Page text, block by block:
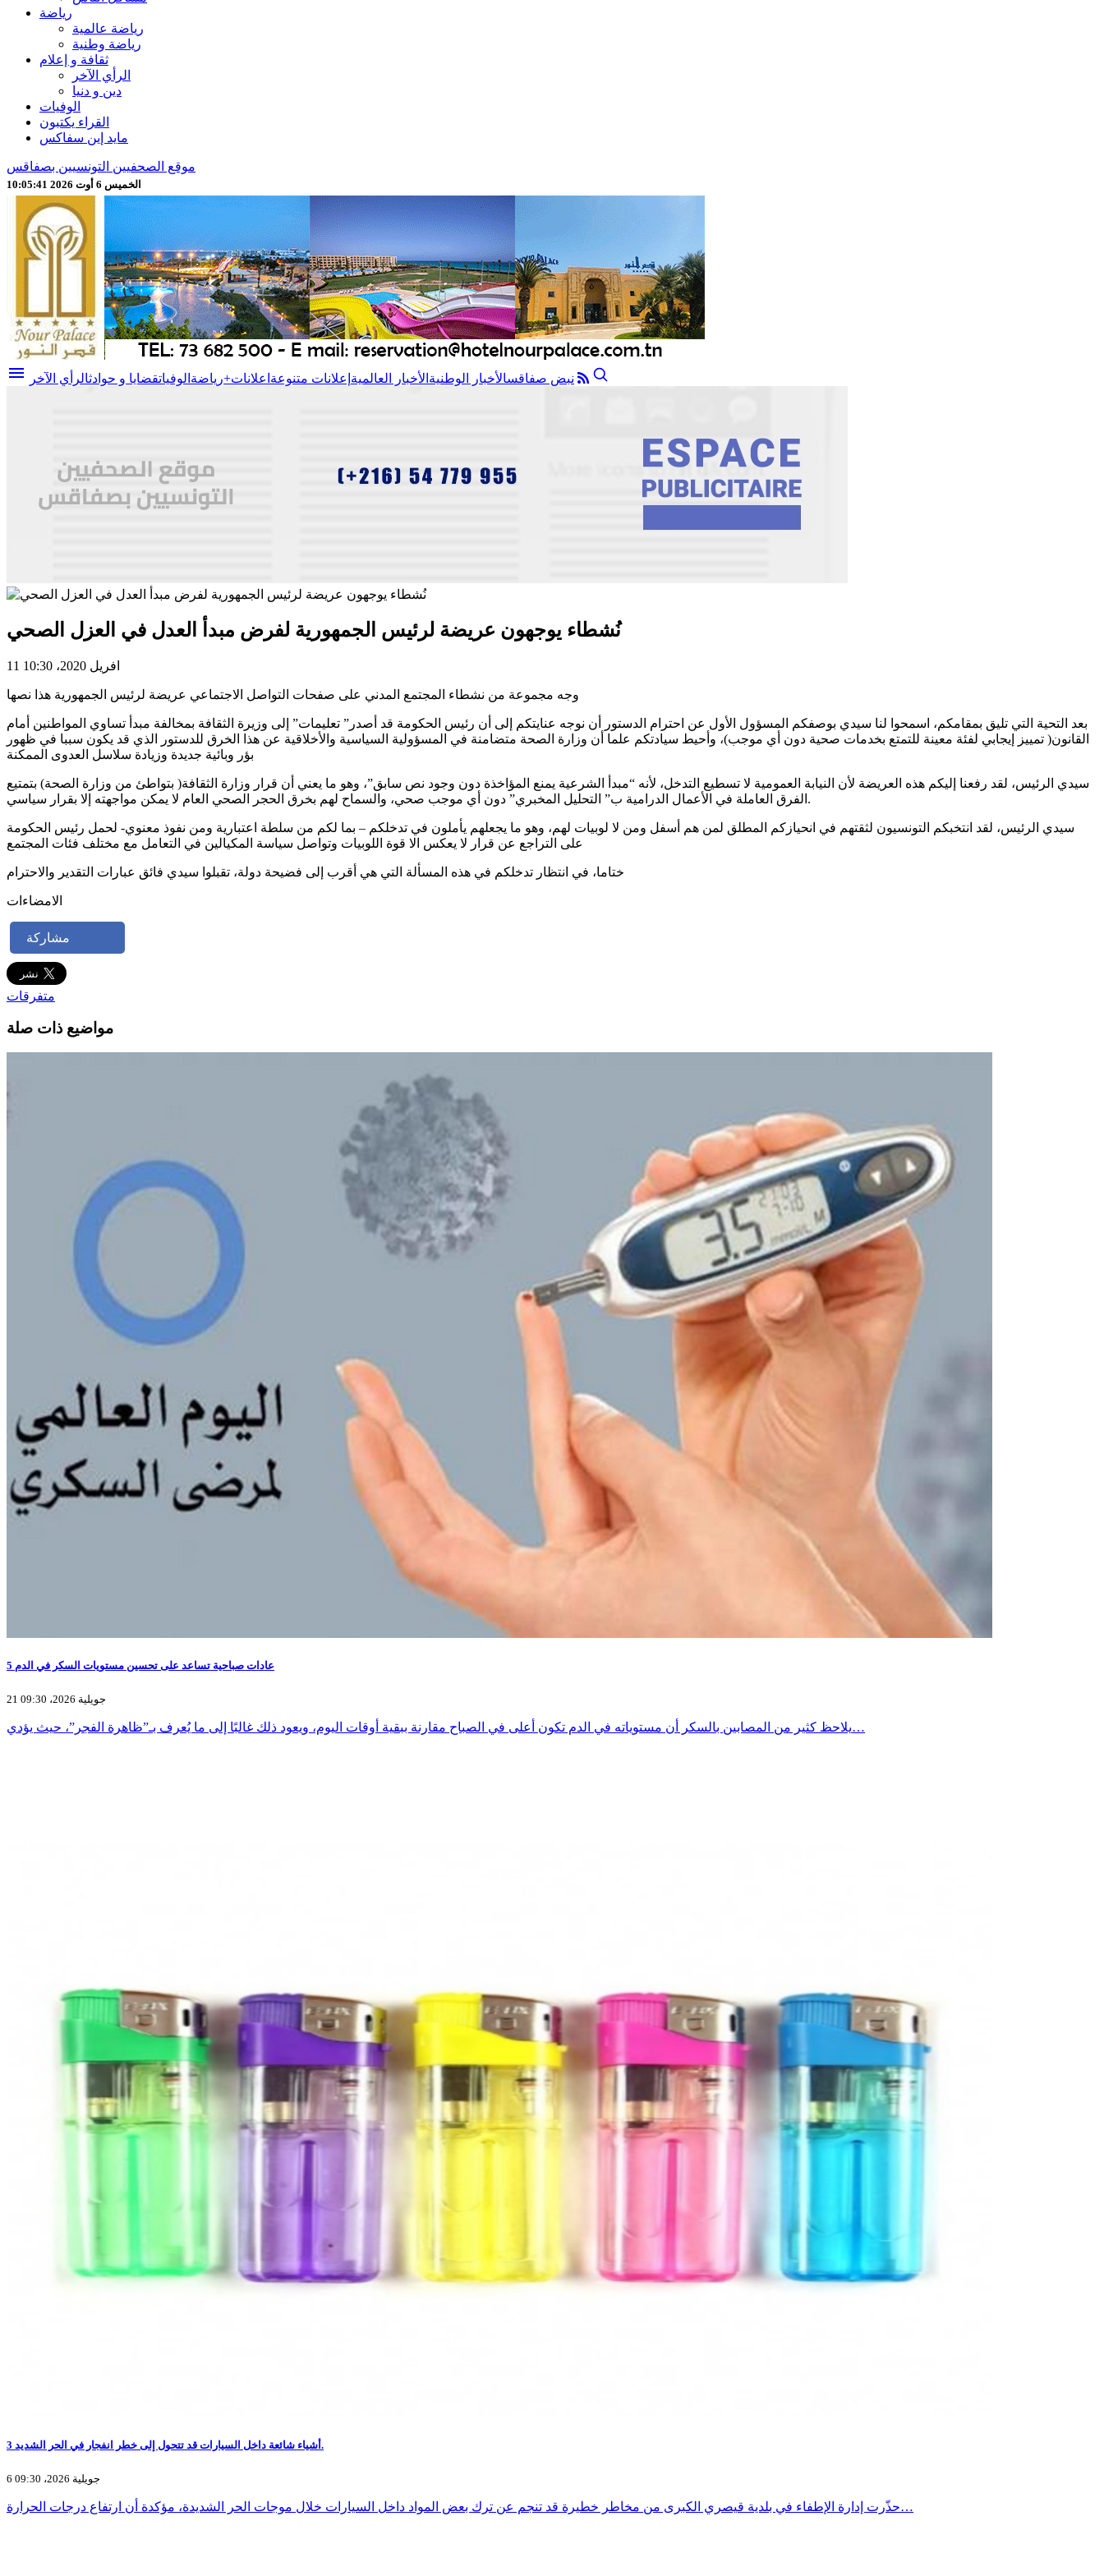
رياضة
رياضة عالمية
رياضة وطنية
ثقافة و إعلام
الرأي الآخر
دين و دنيا
الوفيات
القراء يكتبون
مايد إين سفاكس
موقع الصحفيين التونسيين بصفاقس
الخميس 6 أوت 2026 10:05:43
menu نبض صفاقسالأخبار الوطنية الأخبار العالمية إعلانات متنوعة اعلانات+رياضة الوفياتقضايا و حوادثالرأي الآخر
نُشطاء يوجهون عريضة لرئيس الجمهورية لفرض مبدأ العدل في العزل الصحي
11 افريل 2020، 10:30
وجه مجموعة من نشطاء المجتمع المدني على صفحات التواصل الاجتماعي عريضة لرئيس الجمهورية هذا نصها
بعد التحية التي تليق بمقامكم، اسمحوا لنا سيدي بوصفكم المسؤول الأول عن احترام الدستور أن نوجه عنايتكم إلى أن رئيس الحكومة قد أصدر” تعليمات” إلى وزيرة الثقافة بمخالفة مبدأ تساوي المواطنين أمام
القانون( تمييز إيجابي لفئة معينة للتمتع بخدمات صحية دون أي موجب)، وأحيط سيادتكم علما أن وزارة الصحة متضامنة في المسؤولية السياسية والأخلاقية عن هذا الخرق للدستور الذي قد يكون سببا في ظهور
بؤر وبائية جديدة وزيادة سلاسل العدوى الممكنة
سيدي الرئيس، لقد رفعنا إليكم هذه العريضة لأن النيابة العمومية لا تسطيع التدخل، لأنه “مبدأ الشرعية يمنع المؤاخذة دون وجود نص سابق”، وهو ما يعني أن قرار وزارة الثقافة( بتواطئ من وزارة الصحة) بتمتيع
الفرق العاملة في الأعمال الدرامية ب” التحليل المخبري” دون أي موجب صحي، والسماح لهم بخرق الحجر الصحي العام لا يمكن مواجهته إلا بقرار سياسي.
سيدي الرئيس، لقد انتخبكم التونسيون لثقتهم في انحيازكم المطلق لمن هم أسفل ومن لا لوبيات لهم، وهو ما يجعلهم يأملون في تدخلكم – بما لكم من سلطة اعتبارية ومن نفوذ معنوي- لحمل رئيس الحكومة
على التراجع عن قرار لا يعكس الا قوة اللوبيات وتواصل سياسة المكيالين في التعامل مع مختلف فئات المجتمع
ختاما، في انتظار تدخلكم في هذه المسألة التي هي أقرب إلى فضيحة دولة، تقبلوا سيدي فائق عبارات التقدير والاحترام
الامضاءات
مشاركة
متفرقات
مواضيع ذات صلة
5 عادات صباحية تساعد على تحسين مستويات السكر في الدم
21 جويلية 2026، 09:30
يلاحظ كثير من المصابين بالسكر أن مستوياته في الدم تكون أعلى في الصباح مقارنة ببقية أوقات اليوم، ويعود ذلك غالبًا إلى ما يُعرف بـ”ظاهرة الفجر”، حيث يؤدي…
3 أشياء شائعة داخل السيارات قد تتحول إلى خطر انفجار في الحر الشديد.
6 جويلية 2026، 09:30
حذّرت إدارة الإطفاء في بلدية قيصري الكبرى من مخاطر خطيرة قد تنجم عن ترك بعض المواد داخل السيارات خلال موجات الحر الشديدة، مؤكدة أن ارتفاع درجات الحرارة…